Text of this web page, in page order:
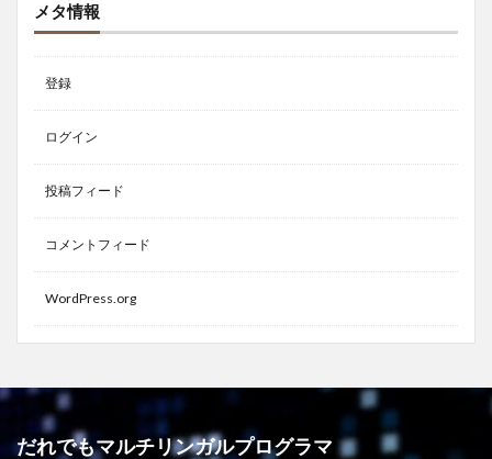
メタ情報
登録
ログイン
投稿フィード
コメントフィード
WordPress.org
だれでもマルチリンガルプログラマ